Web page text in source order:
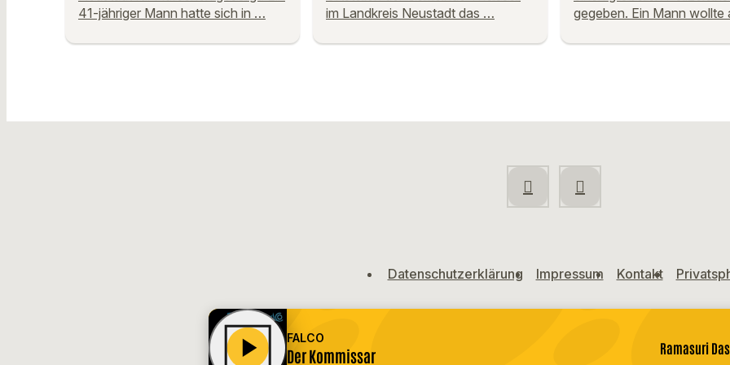
41-jähriger Mann hatte sich in …
im Landkreis Neustadt das …
gegeben. Ein Mann wollte
Datenschutzerklärung Impressum Kontakt
FALCO
Der Kommissar
play_arrow Ramasuri